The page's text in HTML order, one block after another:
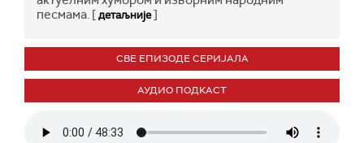
песмама. [детаљније]
СВЕ ЕПИЗОДЕ СЕРИЈАЛА
АУДИО ПОДКАСТ